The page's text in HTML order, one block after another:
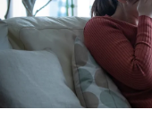
り、日程調整や手配で気
いです。 家族だけで行う小規模な「家族葬」や「一日葬」を検討し
ていますが、この形式で
るのでしょうか。もし
も教えていただけると助かります。 また、
とのないよう、事前に準